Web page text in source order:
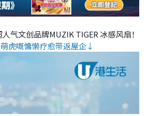
人气文创品牌MUZIK TIGER 冰感风扇！
虎嘅慵懒疗愈带返屋企↓